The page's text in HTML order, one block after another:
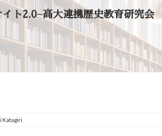
ト2.0−高大連携歴史教育研究会
Katagiri